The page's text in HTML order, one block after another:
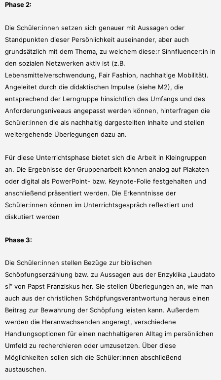
Phase 2:
Die Schüler:innen setzen sich genauer mit Aussagen oder
Standpunkten dieser Persönlichkeit auseinander, aber auch
grundsätzlich mit dem Thema, zu welchem diese:r Sinnfluencer:in in
den sozialen Netzwerken aktiv ist (z.B.
Lebensmittelverschwendung, Fair Fashion, nachhaltige Mobilität).
Angeleitet durch die didaktischen Impulse (siehe M2), die
entsprechend der Lerngruppe hinsichtlich des Umfangs und des
Anforderungsniveaus angepasst werden können, hinterfragen die
Schüler:innen die als nachhaltig dargestellten Inhalte und stellen
weitergehende Überlegungen dazu an.
Für diese Unterrichtsphase bietet sich die Arbeit in Kleingruppen
an. Die Ergebnisse der Gruppenarbeit können analog auf Plakaten
oder digital als PowerPoint- bzw. Keynote-Folie festgehalten und
anschließend präsentiert werden. Die Erkenntnisse der
Schüler:innen können im Unterrichtsgespräch reflektiert und
diskutiert werden
Phase 3:
Die Schüler:innen stellen Bezüge zur biblischen
Schöpfungserzählung bzw. zu Aussagen aus der Enzyklika „Laudato
sí“ von Papst Franziskus her. Sie stellen Überlegungen an, wie man
auch aus der christlichen Schöpfungsverantwortung heraus einen
Beitrag zur Bewahrung der Schöpfung leisten kann. Außerdem
werden die Heranwachsenden angeregt, verschiedene
Handlungsoptionen für einen nachhaltigeren Alltag im persönlichen
Umfeld zu recherchieren oder umzusetzen. Über diese
Möglichkeiten sollen sich die Schüler:innen abschließend
austauschen.